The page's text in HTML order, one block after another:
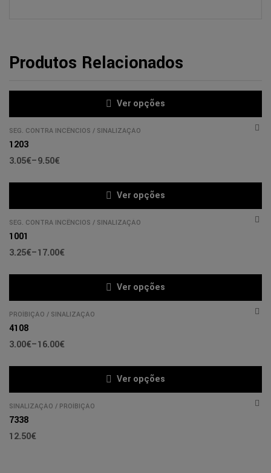
Produtos Relacionados
Ver opções
SEG. CONTRA INCÊNCIOS / SINALIZAÇÃO
1203
3.05€–9.50€
Ver opções
SEG. CONTRA INCÊNCIOS / SINALIZAÇÃO
1001
3.25€–17.00€
Ver opções
PROÍBIÇÃO / SINALIZAÇÃO
4108
3.00€–16.00€
Ver opções
SINALIZAÇÃO / PROÍBIÇÃO
7338
12.50€